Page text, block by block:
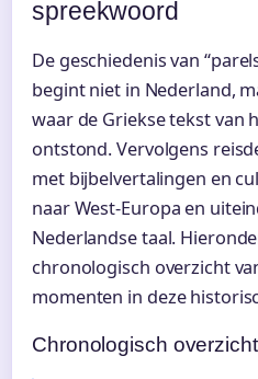
spreekwoord
De geschiedenis van
begint niet in Nederland,
waar de Griekse tekst van
ontstond. Vervolgens
met bijbelvertalingen en
naar West-Europa en
Nederlandse taal.
chronologisch overzicht
momenten in deze
Chronologisch overzicht